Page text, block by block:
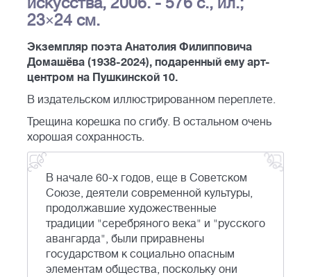
23×24 см.
Экземпляр поэта Анатолия Филипповича
Домашёва (1938-2024), подаренный ему арт-
центром на Пушкинской 10.
В издательском иллюстрированном переплете.
Трещина корешка по сгибу. В остальном очень
хорошая сохранность.
В начале 60-х годов, еще в Советском
Союзе, деятели современной культуры,
продолжавшие художественные
традиции "серебряного века" и "русского
авангарда", были приравнены
государством к социально опасным
элементам общества, поскольку они